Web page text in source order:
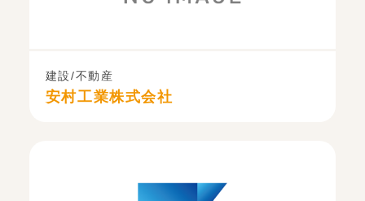
建設/不動産
安村工業株式会社